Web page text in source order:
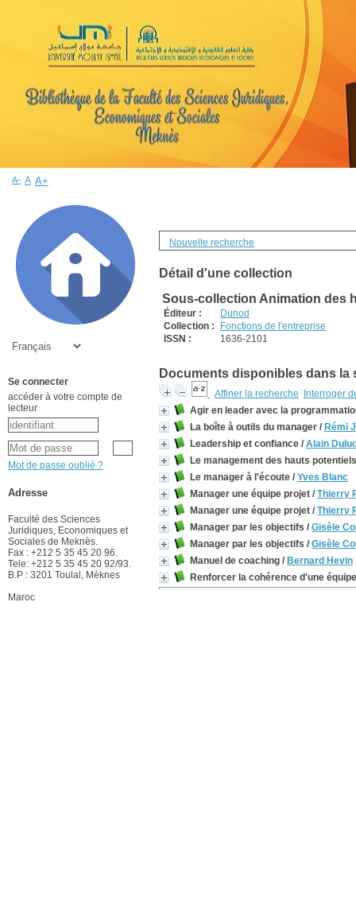
Nouvelle recherche
Détail d'une collection
Sous-collection Animation des
Éditeur :
Dunod
Collection :
Fonctions de l'entreprise
ISSN :
1636-2101
Documents disponibles dans la
Affiner la recherche
Interroger
Agir en leader avec la
La boîte à outils du manager / Rémi
Leadership et confiance / Alain
Le management des hauts potentiels
Le manager à l'écoute / Yves Blanc
Manager une équipe projet / Thierry
Manager une équipe projet / Thierry
Manager par les objectifs / Gisèle
Manager par les objectifs / Gisèle
Manuel de coaching / Bernard Hevin
Renforcer la cohérence d'une équipe
A- A A+
Se connecter
accéder à votre compte de
lecteur
Mot de passe oublié ?
Adresse
Faculté des Sciences
Juridiques, Economiques et
Sociales de Meknès.
Fax : +212 5 35 45 20 96.
Tele: +212 5 35 45 20 92/93.
B.P : 3201 Toulal, Mèknes
Maroc